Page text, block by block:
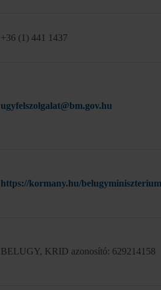
+36 (1) 441 1437
ugyfelszolgalat@bm.gov.hu
https://kormany.hu/belugyminiszterium
BELUGY, KRID azonosító: 629214158